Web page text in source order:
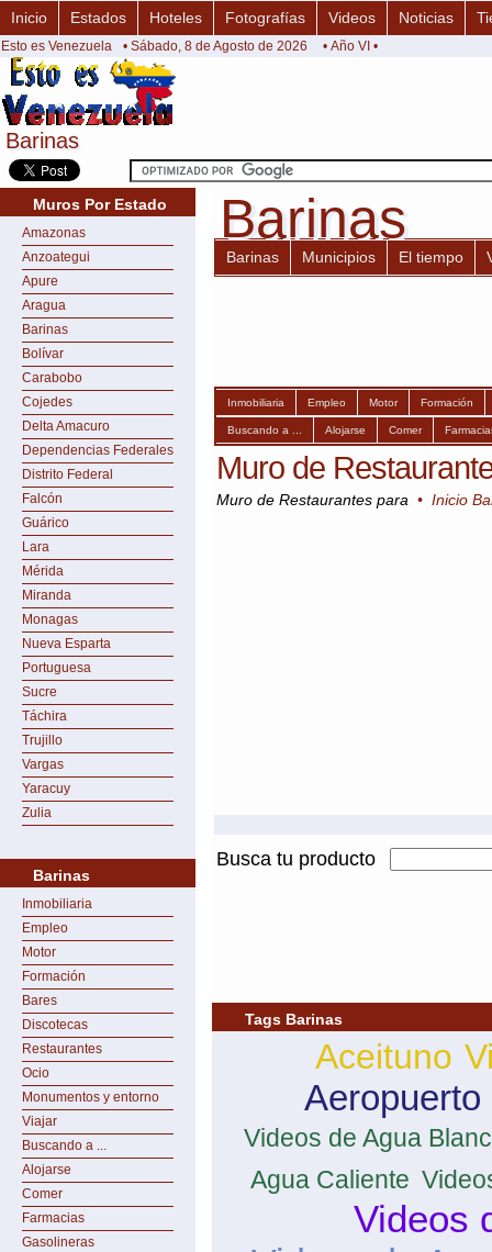
Barinas
Barinas
Inicio Estados Hoteles Fotografías Videos Noticias
Esto es Venezuela • Sábado, 8 de Agosto de 2026 • Año VI •
Muros Por Estado
Amazonas
Anzoategui
Apure
Aragua
Barinas
Bolívar
Carabobo
Cojedes
Delta Amacuro
Dependencias Federales
Distrito Federal
Falcón
Guárico
Lara
Mérida
Miranda
Monagas
Nueva Esparta
Portuguesa
Sucre
Táchira
Trujillo
Vargas
Yaracuy
Zulia
Barinas
Inmobiliaria
Empleo
Motor
Formación
Bares
Discotecas
Restaurantes
Ocio
Monumentos y entorno
Viajar
Buscando a ...
Alojarse
Comer
Farmacias
Gasolineras
Barinas
Barinas
Barinas Municipios El tiempo
Inmobiliaria Empleo Motor Formación
Buscando a ... Alojarse Comer
Muro de
Muro de Restaurantes para • Inicio
Busca tu producto
Tags Barinas
Aceituno
Aeropuerto
Videos de Agua
Agua Caliente
Videos